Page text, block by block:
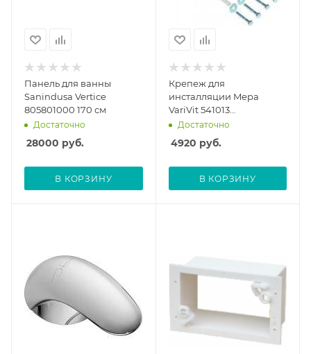
Панель для ванны
Sanindusa Vertice
805801000 170 см
Достаточно
28000 руб.
В КОРЗИНУ
Крепеж для
инсталляции Mepa
VariVit 541013
универсальный
Достаточно
4920 руб.
В КОРЗИНУ